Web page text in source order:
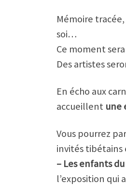
Mémoire
soi…
Ce moment
Des artistes
En écho aux
accueillent une
Vous pourrez
invités
– Les enfants
l’exposition qui